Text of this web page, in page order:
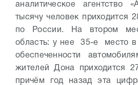
аналитическое агентство
тысячу человек приходится
по России. На втором
область: у нее 35-е место
обеспеченности
жителей Дона приходится
причём год назад эта